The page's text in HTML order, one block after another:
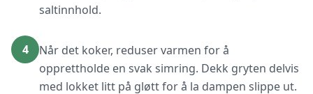
saltinnhold.
4
Når det koker, reduser varmen for å
opprettholde en svak simring. Dekk gryten delvis
med lokket litt på gløtt for å la dampen slippe ut.